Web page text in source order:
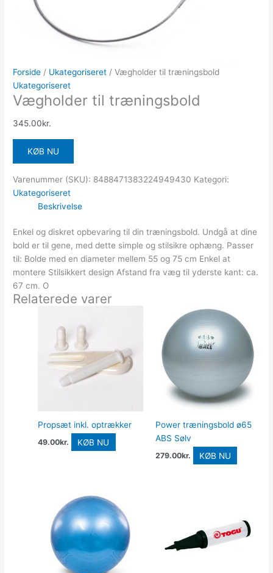
Forside / Ukategoriseret / Vægholder til træningsbold
Ukategoriseret
Vægholder til træningsbold
345.00kr.
KØB NU
Varenummer (SKU): 8488471383224949430 Kategori:
Ukategoriseret
Beskrivelse
Enkel og diskret opbevaring til din træningsbold. Undgå at dine
bold er til gene, med dette simple og stilsikre ophæng. Passer
til: Bolde med en diameter mellem 55 og 75 cm Enkel at
montere Stilsikkert design Afstand fra væg til yderste kant: ca.
67 cm. O
Relaterede varer
Propsæt inkl. optrækker
49.00kr. KØB NU
Power træningsbold ø65
ABS Sølv
279.00kr. KØB NU